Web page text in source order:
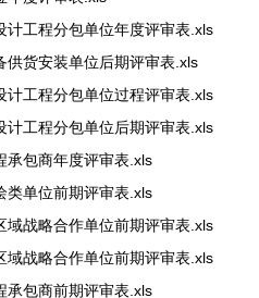
计工程分包单位年度评审表.xls
供货安装单位后期评审表.xls
计工程分包单位过程评审表.xls
计工程分包单位后期评审表.xls
承包商年度评审表.xls
类单位前期评审表.xls
域战略合作单位前期评审表.xls
域战略合作单位前期评审表.xls
承包商前期评审表.xls